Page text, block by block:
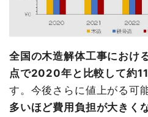
全国の木造解体工事におけ
点で2020年と比較して約
す。今後さらに値上がる可
多いほど費用負担が大きく